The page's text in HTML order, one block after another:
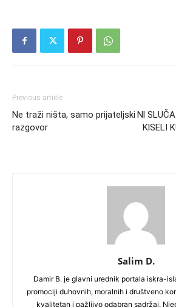
Previous article
Ne traži ništa, samo prijateljski
razgovor
Nl
KlSELI
Salim D.
Damir B. je glavni urednik portala iskra-
promociji duhovnih, moralnih i društveno
kvalitetan i pažljivo odabran sadržaj.